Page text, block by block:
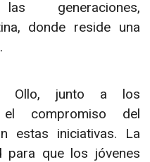
generaciones,
donde reside una
Ollo, junto a los
el compromiso del
estas iniciativas. La
para que los jóvenes